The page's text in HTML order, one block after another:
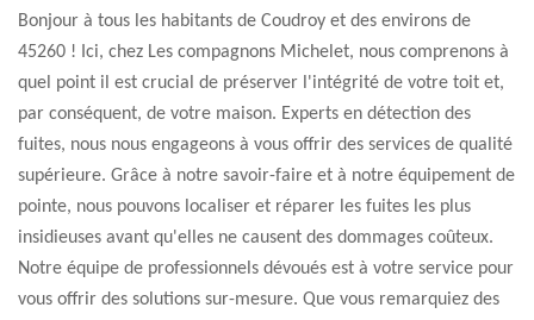
Bonjour à tous les habitants de Coudroy et des environs de
45260 ! Ici, chez Les compagnons Michelet, nous comprenons à
quel point il est crucial de préserver l'intégrité de votre toit et,
par conséquent, de votre maison. Experts en détection des
fuites, nous nous engageons à vous offrir des services de qualité
supérieure. Grâce à notre savoir-faire et à notre équipement de
pointe, nous pouvons localiser et réparer les fuites les plus
insidieuses avant qu'elles ne causent des dommages coûteux.
Notre équipe de professionnels dévoués est à votre service pour
vous offrir des solutions sur-mesure. Que vous remarquiez des